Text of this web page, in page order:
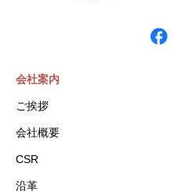
会社案内
ご挨拶
会社概要
CSR
沿革